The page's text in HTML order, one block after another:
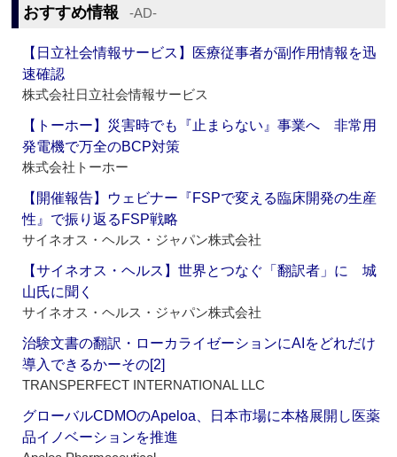
おすすめ情報 ‐AD‐
【日立社会情報サービス】医療従事者が副作用情報を迅
速確認
株式会社日立社会情報サービス
【トーホー】災害時でも『止まらない』事業へ 非常用
発電機で万全のBCP対策
株式会社トーホー
【開催報告】ウェビナー『FSPで変える臨床開発の生産
性』で振り返るFSP戦略
サイネオス・ヘルス・ジャパン株式会社
【サイネオス・ヘルス】世界とつなぐ「翻訳者」に 城
山氏に聞く
サイネオス・ヘルス・ジャパン株式会社
治験文書の翻訳・ローカライゼーションにAIをどれだけ
導入できるかーその[2]
TRANSPERFECT INTERNATIONAL LLC
グローバルCDMOのApeloa、日本市場に本格展開し医薬
品イノベーションを推進